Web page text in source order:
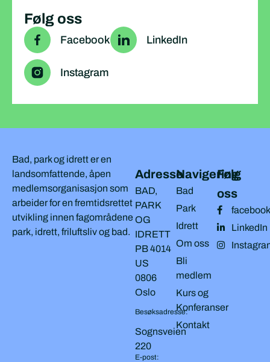
Følg oss
Facebook LinkedIn
Instagram
Bad, park og idrett er en
landsomfattende, åpen
medlemsorganisasjon som
arbeider for en fremtidsrettet
utvikling innen fagområdene
park, idrett, friluftsliv og bad.
Adresse
BAD,
PARK
OG
IDRETT
PB 4014
US
0806
Oslo
Besøksadresse:
Sognsveien
220
E-post:
Navigering
Bad
Park
Idrett
Om oss
Bli
medlem
Kurs og
Konferanser
Kontakt
Følg
oss
facebook
LinkedIn